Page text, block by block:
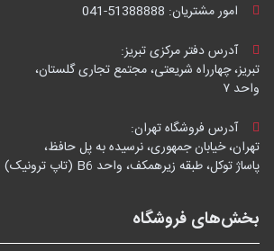
امور مشتریان: 041-51388888
آدرس دفتر مرکزی تبریز:
تبریز، چهارراه شریعتی، مجتمع تجاری گلستان،
واحد ۷
آدرس فروشگاه تهران:
تهران، خیابان جمهوری، نرسیده به پل حافظ،
پاساژ توکل، طبقه زیرهمکف، واحد B6 (تاپ ترونیک)
بخش‌های فروشگاه